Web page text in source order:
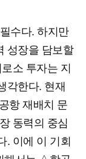
수다. 하지만
성장을 담보할
소 투자는 지
각한다. 현재
항 재배치 문
동력의 중심
. 이에 이 기회